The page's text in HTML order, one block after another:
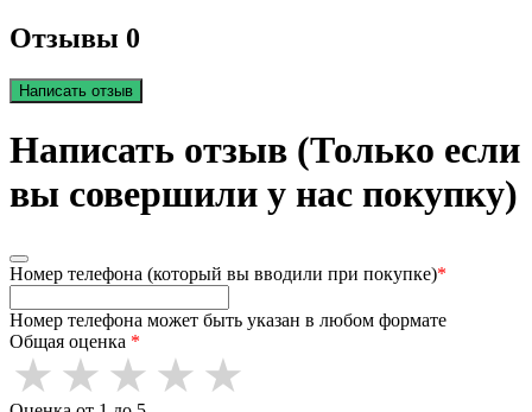
Отзывы 0
Написать отзыв
Написать отзыв (Только если
вы совершили у нас покупку)
Номер телефона (который вы вводили при покупке)*
Номер телефона может быть указан в любом формате
Общая оценка *